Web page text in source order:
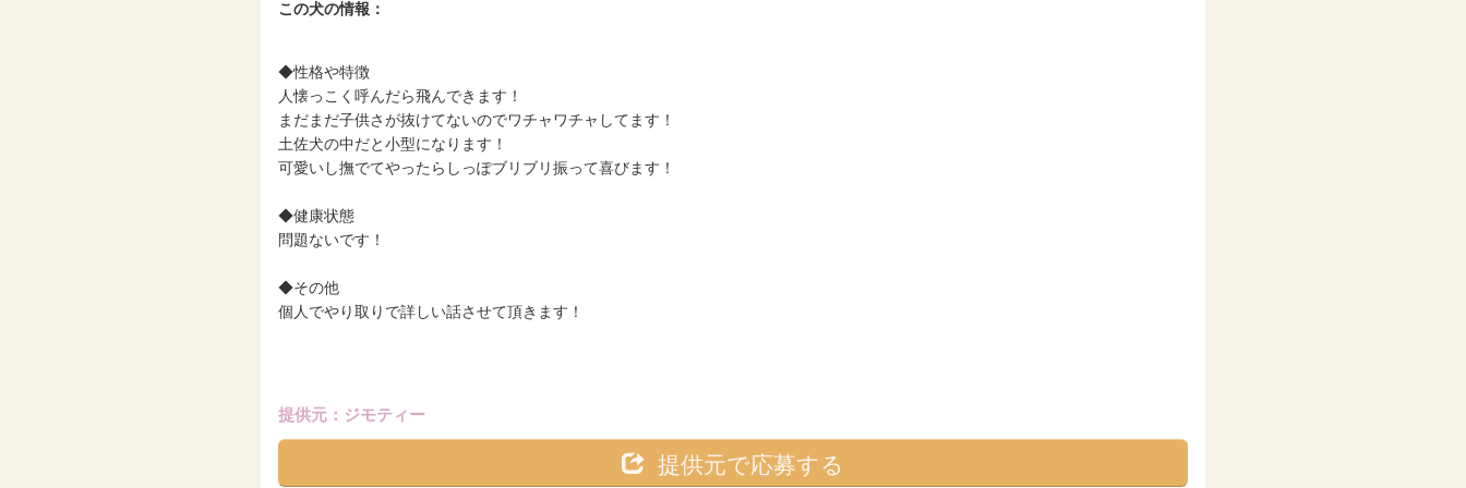
この犬の情報：
◆性格や特徴
人懐っこく呼んだら飛んできます！
まだまだ子供さが抜けてないのでワチャワチャしてます！
土佐犬の中だと小型になります！
可愛いし撫でてやったらしっぽブリブリ振って喜びます！
◆健康状態
問題ないです！
◆その他
個人でやり取りで詳しい話させて頂きます！
提供元：ジモティー
提供元で応募する